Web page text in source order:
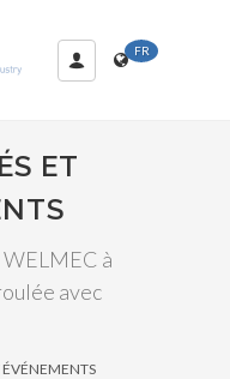
FR
ET
à
avec